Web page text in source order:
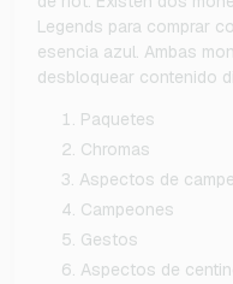
Legends para comprar
esencia azul. Ambas
desbloquear contenido
Paquetes
Chromas
Aspectos de
Campeones
Gestos
Aspectos de